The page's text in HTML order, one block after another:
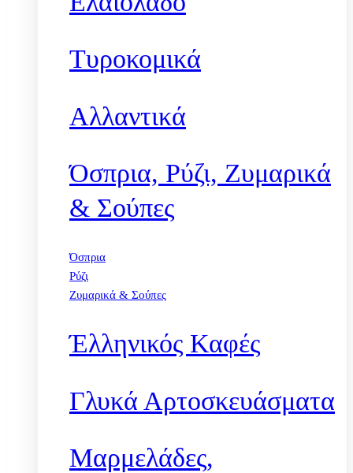
Τυροκομικά
Αλλαντικά
Όσπρια, Ρύζι, Ζυμαρικά
& Σούπες
Όσπρια
Ρύζι
Ζυμαρικά & Σούπες
Έλληνικός Καφές
Γλυκά Αρτοσκευάσματα
Μαρμελάδες,